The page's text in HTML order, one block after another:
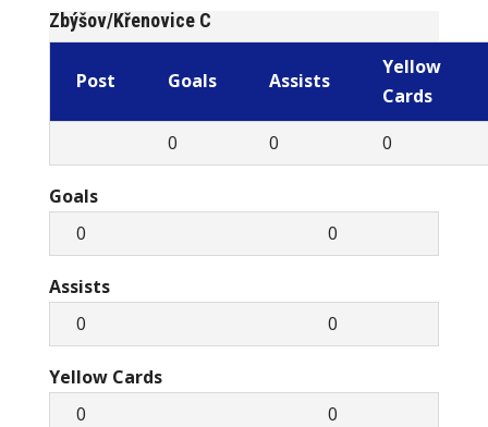
Zbýšov/Křenovice C
Post Goals Assists
Yellow
Cards
0
0 0
Goals
0
0
Assists
0
0
Yellow Cards
0
0